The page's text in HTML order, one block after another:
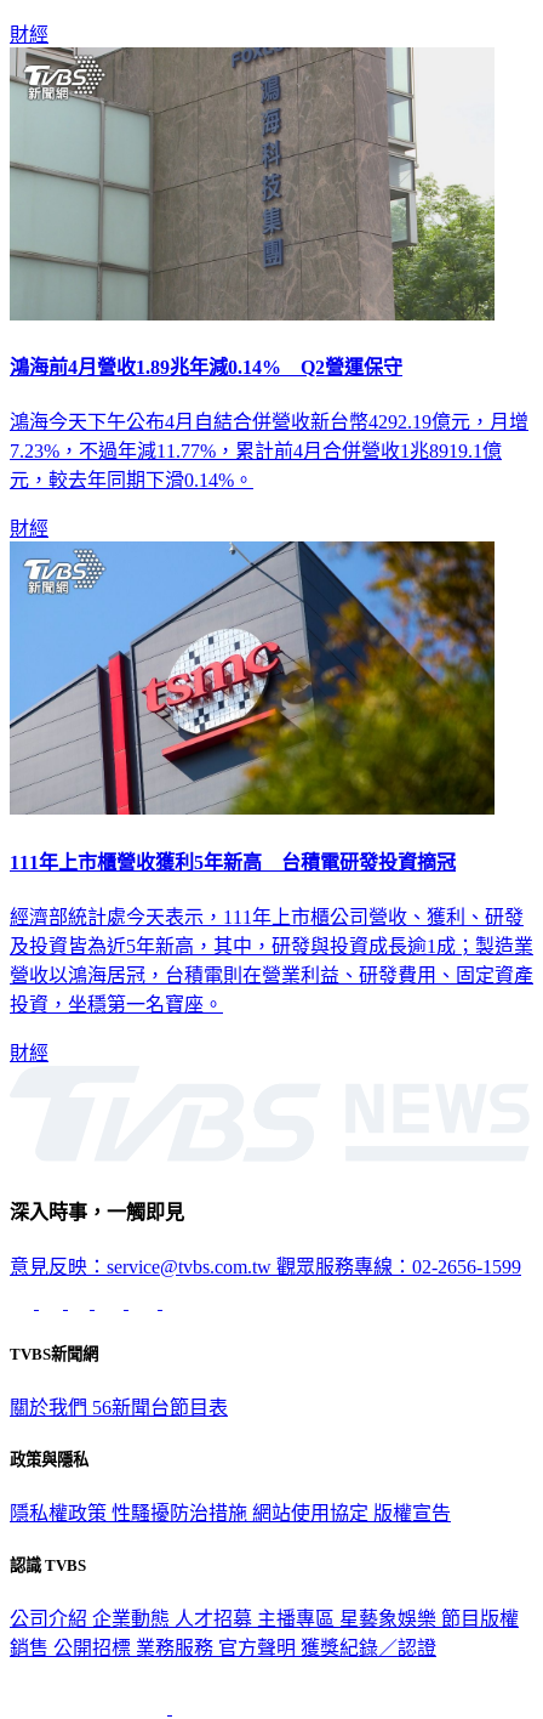
財經
鴻海前4月營收1.89兆年減0.14% Q2營運保守
鴻海今天下午公布4月自結合併營收新台幣4292.19億元，月增
7.23%，不過年減11.77%，累計前4月合併營收1兆8919.1億
元，較去年同期下滑0.14%。
財經
111年上市櫃營收獲利5年新高 台積電研發投資摘冠
經濟部統計處今天表示，111年上市櫃公司營收、獲利、研發
及投資皆為近5年新高，其中，研發與投資成長逾1成；製造業
營收以鴻海居冠，台積電則在營業利益、研發費用、固定資產
投資，坐穩第一名寶座。
財經
深入時事，一觸即見
意見反映：service@tvbs.com.tw 觀眾服務專線：02-2656-1599
TVBS新聞網
關於我們 56新聞台節目表
政策與隱私
隱私權政策 性騷擾防治措施 網站使用協定 版權宣告
認識 TVBS
公司介紹 企業動態 人才招募 主播專區 星藝象娛樂 節目版權
銷售 公開招標 業務服務 官方聲明 獲獎紀錄／認證